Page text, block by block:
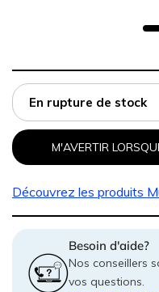
En rupture de stock
M'AVERTIR
Découvrez les produits
Besoin d'aide?
Nos conseillers
vos questions.